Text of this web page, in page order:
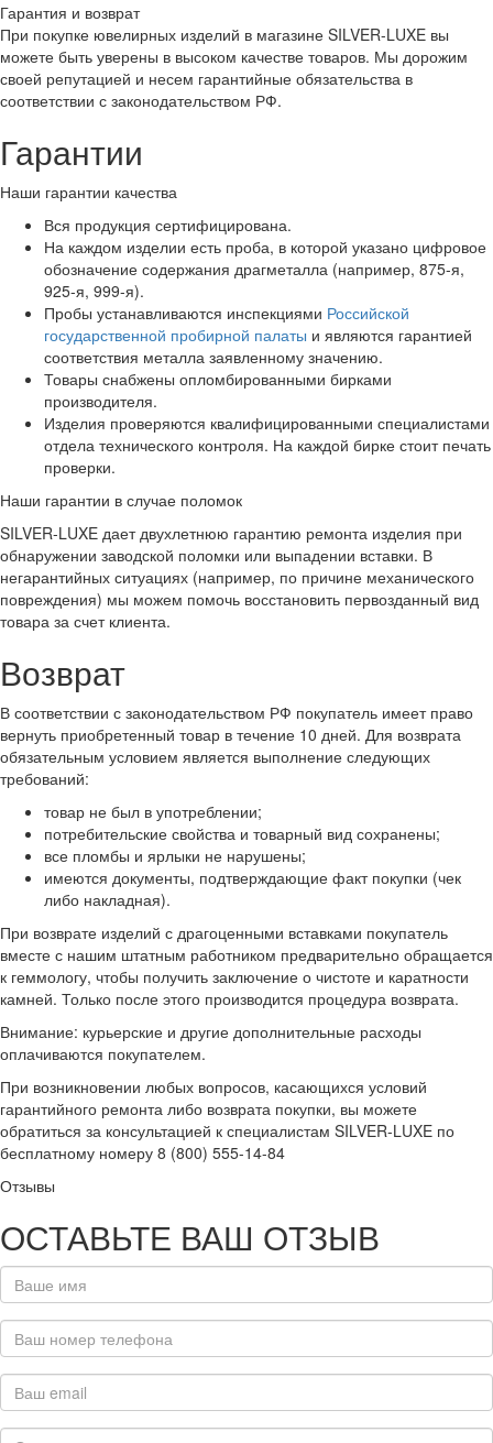
Гарантия и возврат
При покупке ювелирных изделий в магазине SILVER-LUXE вы
можете быть уверены в высоком качестве товаров. Мы дорожим
своей репутацией и несем гарантийные обязательства в
соответствии с законодательством РФ.
Гарантии
Наши гарантии качества
Вся продукция сертифицирована.
На каждом изделии есть проба, в которой указано цифровое
обозначение содержания драгметалла (например, 875-я,
925-я, 999-я).
Пробы устанавливаются инспекциями Российской
государственной пробирной палаты и являются гарантией
соответствия металла заявленному значению.
Товары снабжены опломбированными бирками
производителя.
Изделия проверяются квалифицированными специалистами
отдела технического контроля. На каждой бирке стоит печать
проверки.
Наши гарантии в случае поломок
SILVER-LUXE дает двухлетнюю гарантию ремонта изделия при
обнаружении заводской поломки или выпадении вставки. В
негарантийных ситуациях (например, по причине механического
повреждения) мы можем помочь восстановить первозданный вид
товара за счет клиента.
Возврат
В соответствии с законодательством РФ покупатель имеет право
вернуть приобретенный товар в течение 10 дней. Для возврата
обязательным условием является выполнение следующих
требований:
товар не был в употреблении;
потребительские свойства и товарный вид сохранены;
все пломбы и ярлыки не нарушены;
имеются документы, подтверждающие факт покупки (чек
либо накладная).
При возврате изделий с драгоценными вставками покупатель
вместе с нашим штатным работником предварительно обращается
к геммологу, чтобы получить заключение о чистоте и каратности
камней. Только после этого производится процедура возврата.
Внимание: курьерские и другие дополнительные расходы
оплачиваются покупателем.
При возникновении любых вопросов, касающихся условий
гарантийного ремонта либо возврата покупки, вы можете
обратиться за консультацией к специалистам SILVER-LUXE по
бесплатному номеру 8 (800) 555-14-84
Отзывы
ОСТАВЬТЕ ВАШ ОТЗЫВ